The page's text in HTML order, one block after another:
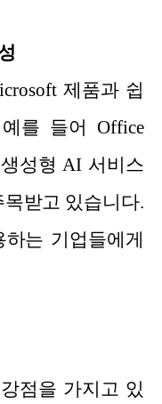
제품과 쉽
를 들어 Office
성형 AI 서비스
받고 있습니다.
는 기업들에게
점을 가지고 있